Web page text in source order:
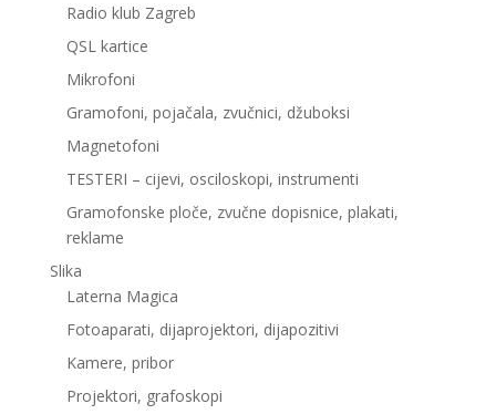
Radio klub Zagreb
QSL kartice
Mikrofoni
Gramofoni, pojačala, zvučnici, džuboksi
Magnetofoni
TESTERI – cijevi, osciloskopi, instrumenti
Gramofonske ploče, zvučne dopisnice, plakati,
reklame
Slika
Laterna Magica
Fotoaparati, dijaprojektori, dijapozitivi
Kamere, pribor
Projektori, grafoskopi